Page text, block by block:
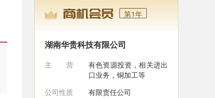
第1年
湖南华贵科技有限公司
主营
有色资源投资，相关进出
口业务，铜加工等
公司性质
有限责任公司